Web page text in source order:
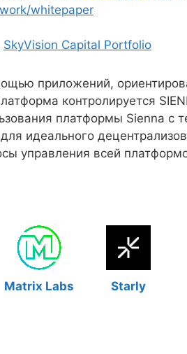
whitepaper
SkyVision Capital Portfolio
приложений,
контролируется
платформы Sienna с
идеального
управления всей
Matrix Labs Starly